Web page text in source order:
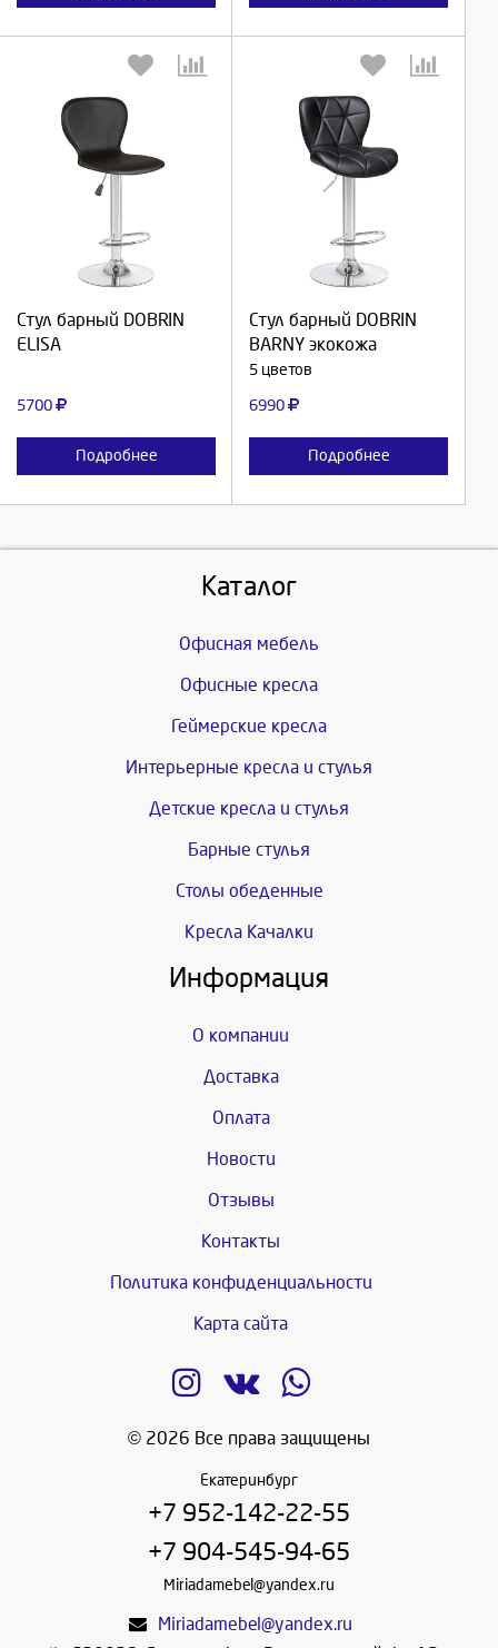
Стул барный DOBRIN
ELISA
5700
Подробнее
Продолжить
Стул барный DOBRIN
BARNY экокожа
5 цветов
6990
Подробнее
Продолжить
Каталог
Офисная мебель
Офисные кресла
Геймерские кресла
Интерьерные кресла и стулья
Детские кресла и стулья
Барные стулья
Столы обеденные
Кресла Качалки
Информация
О компании
Доставка
Оплата
Новости
Отзывы
Контакты
Политика конфиденциальности
Карта сайта
© 2026 Все права защищены
Екатеринбург
+7 952-142-22-55
+7 904-545-94-65
Miriadamebel@yandex.ru
Miriadamebel@yandex.ru